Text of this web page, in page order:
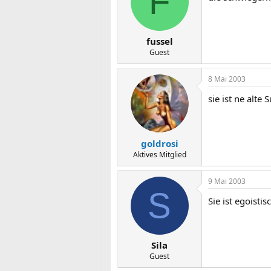
fussel
Guest
goldrosi
Aktives Mitglied
8 Mai 2003
sie ist ne alte
S
Sila
Guest
9 Mai 2003
Sie ist